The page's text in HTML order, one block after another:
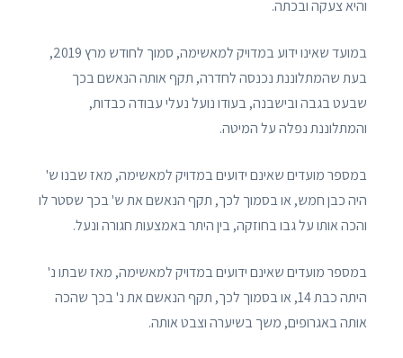
והיא צעקה ובכתה.
במועד שאינו ידוע במדויק למאשימה, סמוך לחודש מרץ 2019,
בעת שהמתלוננת נכנסה לחדרה, תקף אותה הנאשם בכך
שבעט בגבה ובישבנה, בעודו נועל נעלי עבודה כבדות,
והמתלוננת נפלה על המיטה.
במספר מועדים שאינם ידועים במדויק למאשימה, מאז שבנו ש'
היה כבן חמש, או בסמוך לכך, תקף הנאשם את ש' בכך שסטר לו
והכה אותו על גבו בחוזקה, בין היתר באמצעות חגורה ונעל.
במספר מועדים שאינם ידועים במדויק למאשימה, מאז שבתו נ'
היתה כבת 14, או בסמוך לכך, תקף הנאשם את נ' בכך שהכה
אותה באגרופים, משך בשיערה וצבט אותה.